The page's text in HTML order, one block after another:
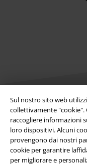
Sul nostro sito web
collettivamente
raccogliere informazioni
loro dispositivi. Alcuni
provengono dai nostri
cookie per garantire
per migliorare e
Info legali
Termini & Condizioni
Redazione